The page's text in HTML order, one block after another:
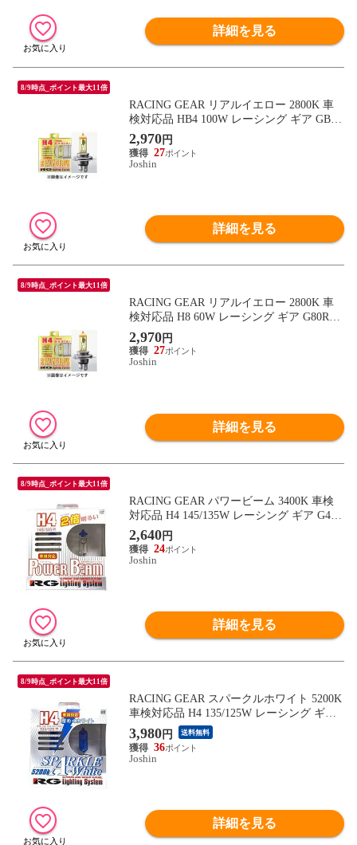
詳細を見る
8/9時点_ポイント最大11倍
RACING GEAR リアルイエロー 2800K 車
検対応品 HB4 100W レーシング ギア GB4R
【返品種別B】
2,970円
27
Joshin
詳細を見る
8/9時点_ポイント最大11倍
RACING GEAR リアルイエロー 2800K 車
検対応品 H8 60W レーシング ギア G80R
【返品種別B】
2,970円
27
Joshin
詳細を見る
8/9時点_ポイント最大11倍
RACING GEAR パワービーム 3400K 車検
対応品 H4 145/135W レーシング ギア G40P
【返品種別B】
2,640円
24
Joshin
詳細を見る
8/9時点_ポイント最大11倍
RACING GEAR スパークルホワイト 5200K
車検対応品 H4 135/125W レーシング ギア
G40K 【返品種別B】
3,980円 送料無料
36
Joshin
詳細を見る